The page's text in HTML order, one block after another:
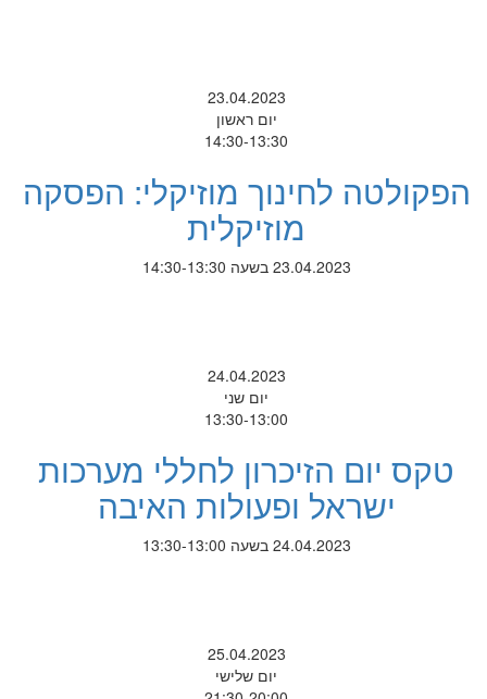
23.04.2023
יום ראשון
14:30-13:30
הפקולטה לחינוך מוזיקלי: הפסקה
מוזיקלית
23.04.2023 בשעה 14:30-13:30
24.04.2023
יום שני
13:30-13:00
טקס יום הזיכרון לחללי מערכות
ישראל ופעולות האיבה
24.04.2023 בשעה 13:30-13:00
25.04.2023
יום שלישי